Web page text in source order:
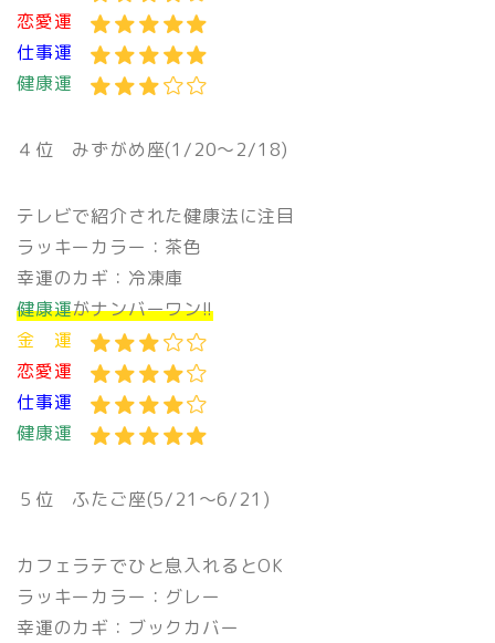
恋愛運
仕事運
健康運
４位 みずがめ座(1/20〜2/18)
テレビで紹介された健康法に注目
ラッキーカラー：茶色
幸運のカギ：冷凍庫
健康運がナンバーワン!!
金 運
恋愛運
仕事運
健康運
５位 ふたご座(5/21〜6/21)
カフェラテでひと息入れるとOK
ラッキーカラー：グレー
幸運のカギ：ブックカバー